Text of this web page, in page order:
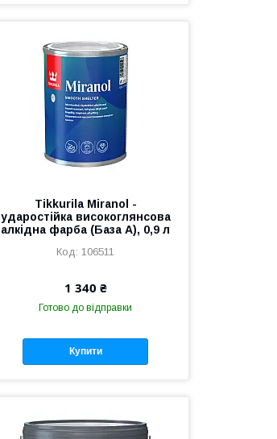
Tikkurila Miranol -
ударостійка високоглянсова
алкідна фарба (База А), 0,9 л
106511
1 340 ₴
Готово до відправки
Купити